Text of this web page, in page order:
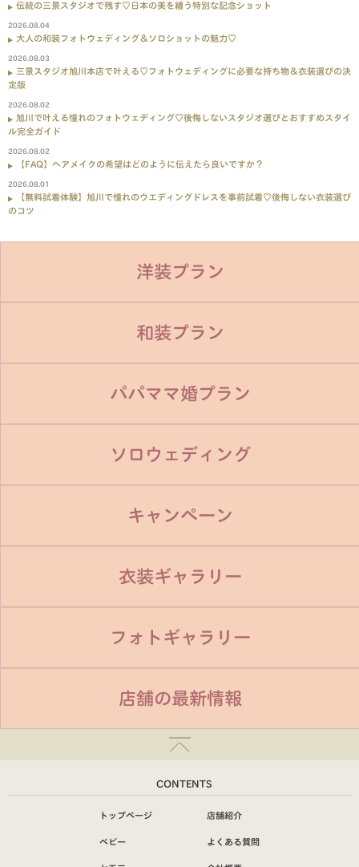
伝統の三景スタジオで残す♡日本の美を纏う特別な記念ショット
2026.08.04
大人の和装フォトウェディング＆ソロショットの魅力♡
2026.08.03
三景スタジオ旭川本店で叶える♡フォトウェディングに必要な持ち物＆衣装選びの決
定版
2026.08.02
旭川で叶える憧れのフォトウェディング♡後悔しないスタジオ選びとおすすめスタイ
ル完全ガイド
2026.08.02
【FAQ】ヘアメイクの希望はどのように伝えたら良いですか？
2026.08.01
【無料試着体験】旭川で憧れのウエディングドレスを事前試着♡後悔しない衣装選び
のコツ
洋装プラン
和装プラン
パパママ婚プラン
ソロウェディング
キャンペーン
衣装ギャラリー
フォトギャラリー
店舗の最新情報
CONTENTS
トップページ
ベビー
店舗紹介
よくある質問